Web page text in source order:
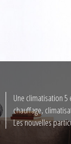
Une climatisation 5
chauffage,
Les nouvelles